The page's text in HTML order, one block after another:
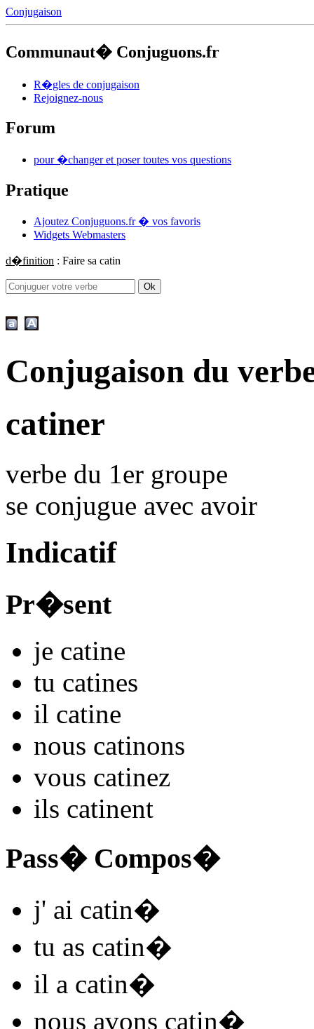
Conjugaison
Communaut� Conjuguons.fr
R�gles de conjugaison
Rejoignez-nous
Forum
pour �changer et poser toutes vos questions
Pratique
Ajoutez Conjuguons.fr � vos favoris
Widgets Webmasters
d�finition : Faire sa catin
Conjugaison du
catiner
verbe du 1er groupe
se conjugue avec avoir
Indicatif
Pr�sent
je catine
tu catines
il catine
nous catinons
vous catinez
ils catinent
Pass� Compos�
j' ai catin�
tu as catin�
il a catin�
nous avons catin�